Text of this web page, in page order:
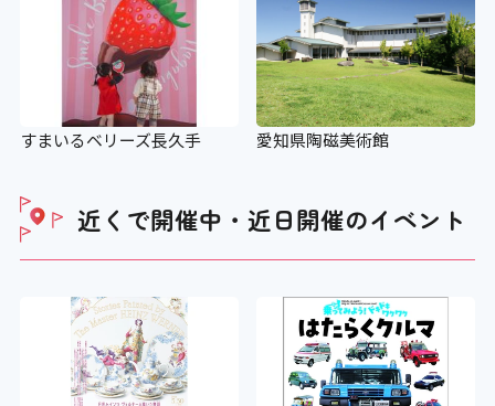
すまいるベリーズ長久手 愛知県陶磁美術館
近くで開催中・近日開催のイベント